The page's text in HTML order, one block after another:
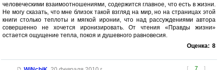
человеческими взаимоотношениями, содержится главное, что есть в жизни.
Не могу сказать, что мне близок такой взгляд на мир, но на страницах этой
книги столько теплоты и мягкой иронии, что над рассуждениями автора
совершенно не хочется иронизировать. От чтения «Правды жизни»
остается ощущение тепла, покоя и душевного равновесия.
Оценка: 8
[ 7 ]